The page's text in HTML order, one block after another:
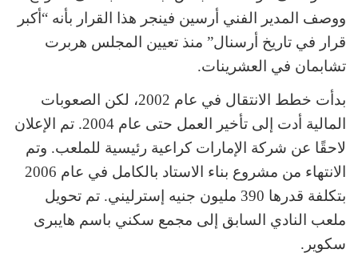
ووصف المدير الفني أرسين فينجر هذا القرار بأنه “أكبر
قرار في تاريخ أرسنال” منذ تعيين المجلس هربرت
تشابمان في العشرينات.
بدأت خطط الانتقال في عام 2002، لكن الصعوبات
المالية أدت إلى تأخير العمل حتى عام 2004. تم الإعلان
لاحقًا عن شركة الإمارات كراعية رئيسية للملعب. وتم
الانتهاء من مشروع بناء الاستاد بالكامل في عام 2006
بتكلفة قدرها 390 مليون جنيه إسترليني. تم تحويل
ملعب النادي السابق إلى مجمع سكني باسم هايبرى
سكوير.